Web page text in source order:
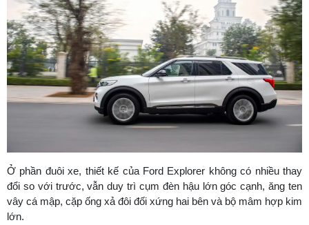
Ở phần đuôi xe, thiết kế của Ford Explorer không có nhiều thay
đổi so với trước, vẫn duy trì cụm đèn hậu lớn góc cạnh, ăng ten
vây cá mập, cặp ống xả đôi đối xứng hai bên và bộ mâm hợp kim
lớn.